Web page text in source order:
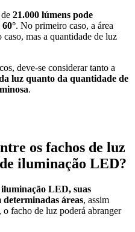
21.000 lúmens pode
. No primeiro caso, a área
mas a quantidade de luz
deve-se considerar tanto a
luz quanto da quantidade de
.
os fachos de luz
iluminação LED?
LED, suas
determinadas áreas, assim
facho de luz poderá abranger